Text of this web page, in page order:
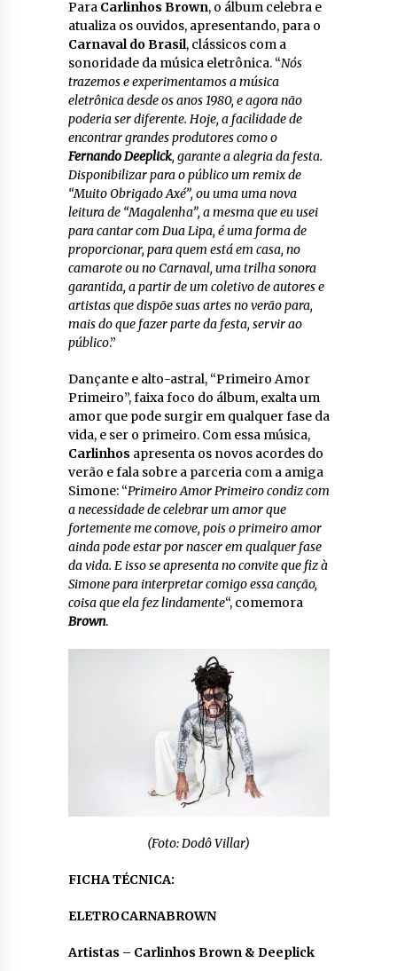
Para Carlinhos Brown, o álbum celebra e
atualiza os ouvidos, apresentando, para o
Carnaval do Brasil, clássicos com a
sonoridade da música eletrônica. “Nós
trazemos e experimentamos a música
eletrônica desde os anos 1980, e agora não
poderia ser diferente. Hoje, a facilidade de
encontrar grandes produtores como o
Fernando Deeplick, garante a alegria da festa.
Disponibilizar para o público um remix de
“Muito Obrigado Axé”, ou uma uma nova
leitura de “Magalenha”, a mesma que eu usei
para cantar com Dua Lipa, é uma forma de
proporcionar, para quem está em casa, no
camarote ou no Carnaval, uma trilha sonora
garantida, a partir de um coletivo de autores e
artistas que dispõe suas artes no verão para,
mais do que fazer parte da festa, servir ao
público.”
Dançante e alto-astral, “Primeiro Amor
Primeiro”, faixa foco do álbum, exalta um
amor que pode surgir em qualquer fase da
vida, e ser o primeiro. Com essa música,
Carlinhos apresenta os novos acordes do
verão e fala sobre a parceria com a amiga
Simone: “Primeiro Amor Primeiro condiz com
a necessidade de celebrar um amor que
fortemente me comove, pois o primeiro amor
ainda pode estar por nascer em qualquer fase
da vida. E isso se apresenta no convite que fiz à
Simone para interpretar comigo essa canção,
coisa que ela fez lindamente“, comemora
Brown.
(Foto: Dodô Villar)
FICHA TÉCNICA:
ELETROCARNABROWN
Artistas – Carlinhos Brown & Deeplick